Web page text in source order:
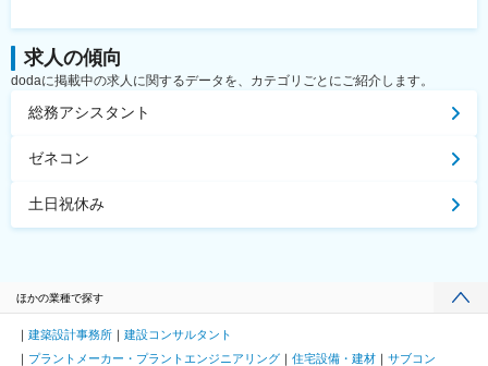
求人の傾向
dodaに掲載中の求人に関するデータを、カテゴリごとにご紹介します。
総務アシスタント
ゼネコン
土日祝休み
ほかの業種で探す
建築設計事務所
建設コンサルタント
プラントメーカー・プラントエンジニアリング
住宅設備・建材
サブコン